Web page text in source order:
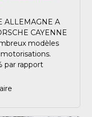
ALLEMAGNE A
CAYENNE
modèles
par rapport